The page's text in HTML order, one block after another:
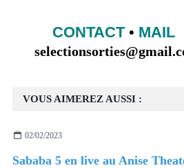
VOUS AIMEREZ AUSSI :
02/02/2023
Sababa 5 en live au Anise
CONTACT• MAIL